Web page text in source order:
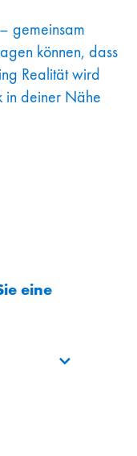
gemeinsam
können, dass
Realität wird
in deiner Nähe
eine